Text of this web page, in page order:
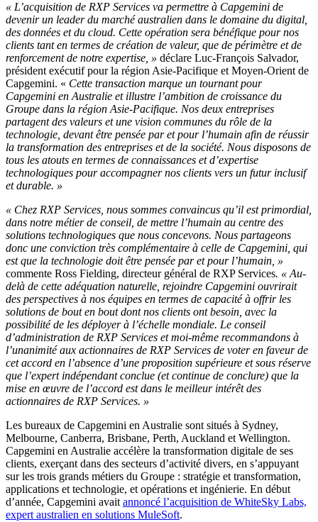
« L’acquisition de RXP Services va permettre à Capgemini de
devenir un leader du marché australien dans le domaine du digital,
des données et du cloud. Cette opération sera bénéfique pour nos
clients tant en termes de création de valeur, que de périmètre et de
renforcement de notre expertise, » déclare Luc-François Salvador,
président exécutif pour la région Asie-Pacifique et Moyen-Orient de
Capgemini. « Cette transaction marque un tournant pour
Capgemini en Australie et illustre l’ambition de croissance du
Groupe dans la région Asie-Pacifique. Nos deux entreprises
partagent des valeurs et une vision communes du rôle de la
technologie, devant être pensée par et pour l’humain afin de réussir
la transformation des entreprises et de la société. Nous disposons de
tous les atouts en termes de connaissances et d’expertise
technologiques pour accompagner nos clients vers un futur inclusif
et durable. »
« Chez RXP Services, nous sommes convaincus qu’il est primordial,
dans notre métier de conseil, de mettre l’humain au centre des
solutions technologiques que nous concevons. Nous partageons
donc une conviction très complémentaire à celle de Capgemini, qui
est que la technologie doit être pensée par et pour l’humain, »
commente Ross Fielding, directeur général de RXP Services. « Au-
delà de cette adéquation naturelle, rejoindre Capgemini ouvrirait
des perspectives à nos équipes en termes de capacité à offrir les
solutions de bout en bout dont nos clients ont besoin, avec la
possibilité de les déployer à l’échelle mondiale. Le conseil
d’administration de RXP Services et moi-même recommandons à
l’unanimité aux actionnaires de RXP Services de voter en faveur de
cet accord en l’absence d’une proposition supérieure et sous réserve
que l’expert indépendant conclue (et continue de conclure) que la
mise en œuvre de l’accord est dans le meilleur intérêt des
actionnaires de RXP Services. »
Les bureaux de Capgemini en Australie sont situés à Sydney,
Melbourne, Canberra, Brisbane, Perth, Auckland et Wellington.
Capgemini en Australie accélère la transformation digitale de ses
clients, exerçant dans des secteurs d’activité divers, en s’appuyant
sur les trois grands métiers du Groupe : stratégie et transformation,
applications et technologie, et opérations et ingénierie. En début
d’année, Capgemini avait annoncé l’acquisition de WhiteSky Labs,
expert australien en solutions MuleSoft.